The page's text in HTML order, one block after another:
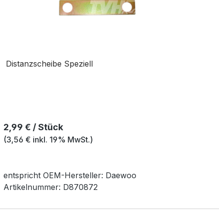
Distanzscheibe Speziell
Regulärer Preis:
2,99 € / Stück
(3,56 € inkl. 19% MwSt.)
entspricht OEM-Hersteller: Daewoo
Artikelnummer: D870872